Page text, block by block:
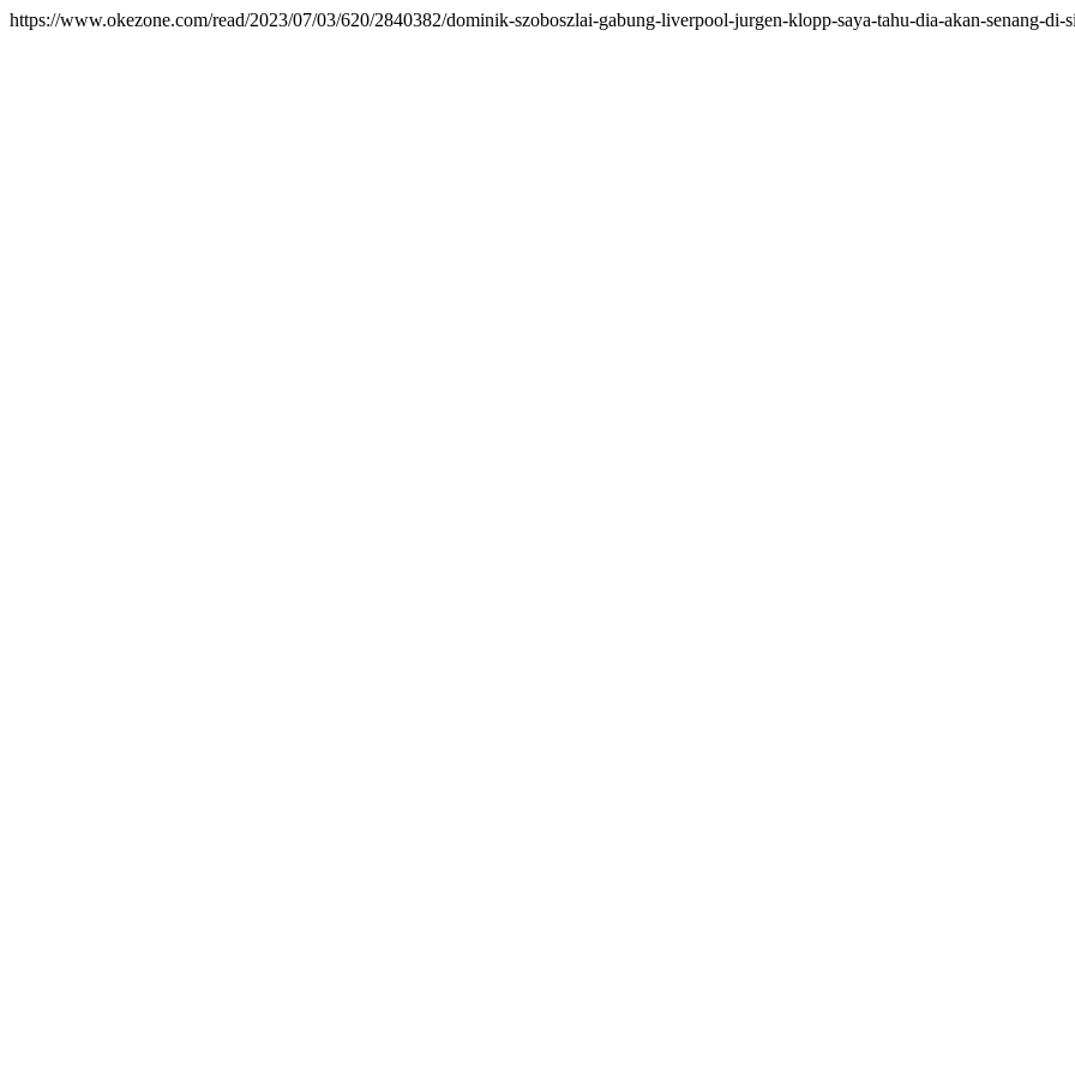
https://www.okezone.com/read/2023/07/03/620/2840382/dominik-szoboszlai-gabung-liverpool-jurgen-klopp-saya-tahu-dia-akan-senang-di-